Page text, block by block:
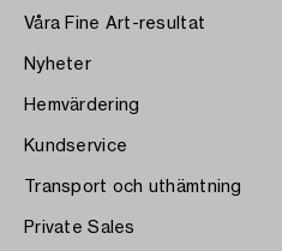
Våra Fine Art-resultat
Nyheter
Hemvärdering
Kundservice
Transport och uthämtning
Private Sales